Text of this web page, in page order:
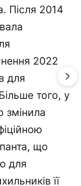
Після 2014
2022
для
того, у
змінила
що
для
її